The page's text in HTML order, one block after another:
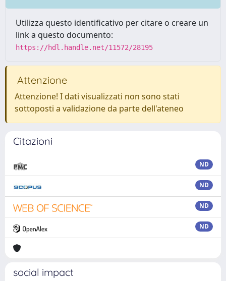
Utilizza questo identificativo per citare o creare un
link a questo documento:
https://hdl.handle.net/11572/28195
Attenzione
Attenzione! I dati visualizzati non sono stati
sottoposti a validazione da parte dell'ateneo
Citazioni
ND
ND
ND
ND
social impact